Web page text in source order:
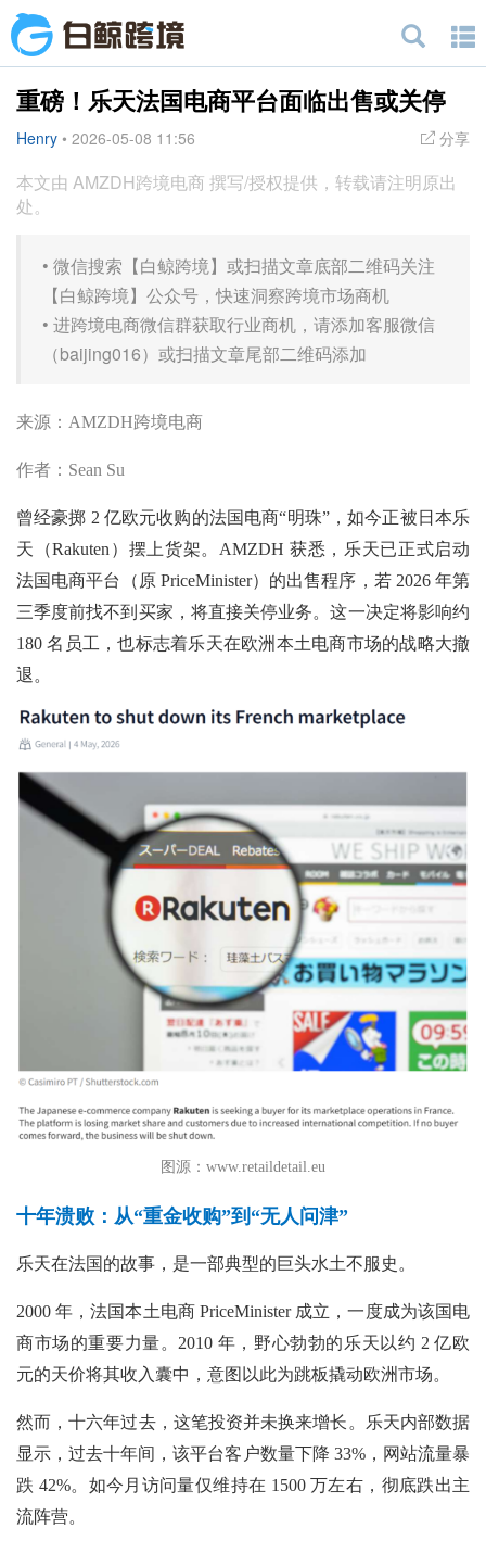
重磅！乐天法国电商平台面临出售或关停
Henry • 2026-05-08 11:56 分享
本文由 AMZDH跨境电商 撰写/授权提供，转载请注明原出
处。
• 微信搜索【白鲸跨境】或扫描文章底部二维码关注
【白鲸跨境】公众号，快速洞察跨境市场商机
• 进跨境电商微信群获取行业商机，请添加客服微信
（baijing016）或扫描文章尾部二维码添加
来源：AMZDH跨境电商
作者：Sean Su
曾经豪掷 2 亿欧元收购的法国电商“明珠”，如今正被日本乐
天（Rakuten）摆上货架。AMZDH 获悉，乐天已正式启动
法国电商平台（原 PriceMinister）的出售程序，若 2026 年第
三季度前找不到买家，将直接关停业务。这一决定将影响约
180 名员工，也标志着乐天在欧洲本土电商市场的战略大撤
退。
图源：www.retaildetail.eu
十年溃败：从“重金收购”到“无人问津”
乐天在法国的故事，是一部典型的巨头水土不服史。
2000 年，法国本土电商 PriceMinister 成立，一度成为该国电
商市场的重要力量。2010 年，野心勃勃的乐天以约 2 亿欧
元的天价将其收入囊中，意图以此为跳板撬动欧洲市场。
然而，十六年过去，这笔投资并未换来增长。乐天内部数据
显示，过去十年间，该平台客户数量下降 33%，网站流量暴
跌 42%。如今月访问量仅维持在 1500 万左右，彻底跌出主
流阵营。